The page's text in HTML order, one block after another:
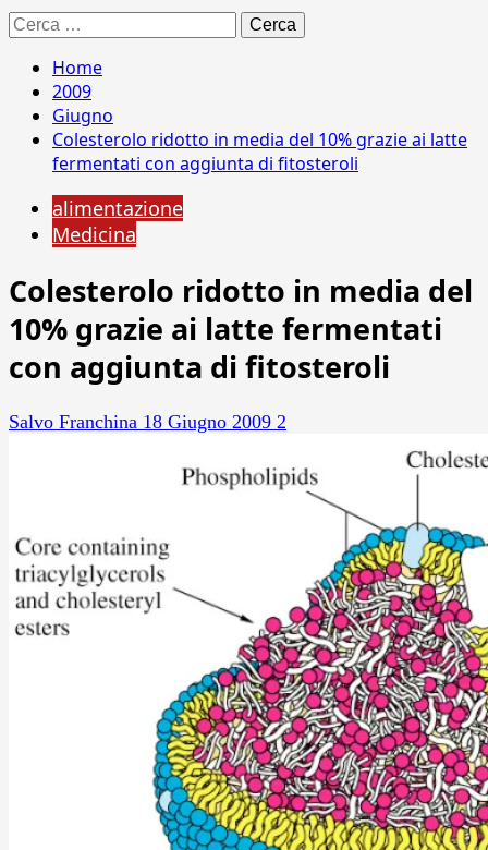
Ricerca
per:
Home
2009
Giugno
Colesterolo ridotto in media del 10% grazie ai latte
fermentati con aggiunta di fitosteroli
alimentazione
Medicina
Colesterolo ridotto in media del
10% grazie ai latte fermentati
con aggiunta di fitosteroli
Salvo Franchina 18 Giugno 2009 2